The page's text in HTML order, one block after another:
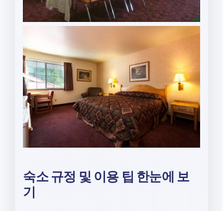
숙소 규정 및 이용 팁 한눈에 보
기